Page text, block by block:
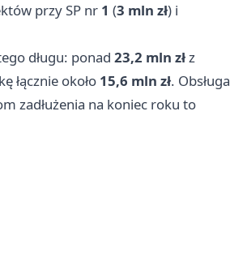
przy SP nr 1 (3 mln zł) i
długu: ponad 23,2 mln złz
łącznie około 15,6 mln zł. Obsługa
zadłużenia na koniec roku to